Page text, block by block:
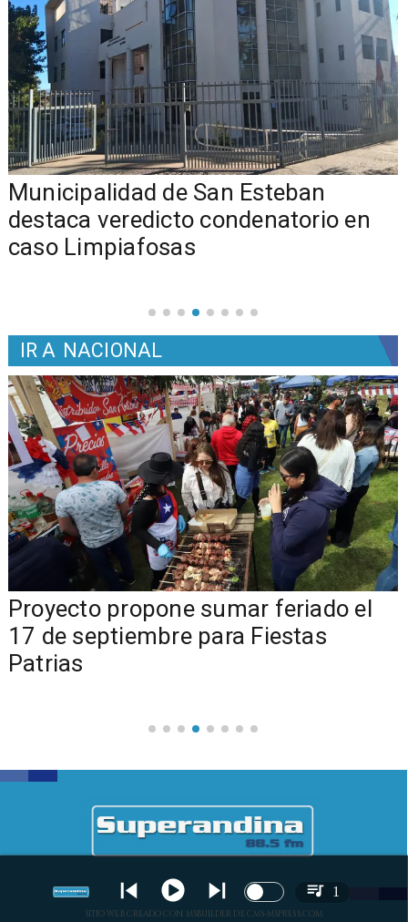
Municipalidad de San Esteban
destaca veredicto condenatorio en
caso Limpiafosas
IR A NACIONAL
Proyecto propone sumar feriado el
17 de septiembre para Fiestas
Patrias
SITIO WEB CREADO CON MSBUILDER DE CMS-MSPRESS.COM
1